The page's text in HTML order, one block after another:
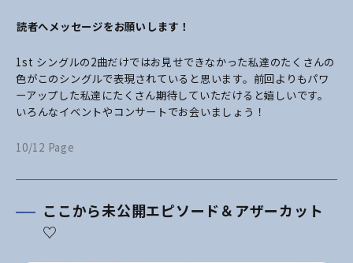
――読者へメッセージをお願いします！
1st シングルの2曲だけではお見せできなかった私達のたくさんの
色がこのシングルで表現されていると思います。前回よりもパワ
ーアップした私達にたくさん期待していただけると嬉しいです。
いろんなイベントやコンサートでお会いましょう！
10/12 Page
ここから未公開エピソード＆アザーカット
♡